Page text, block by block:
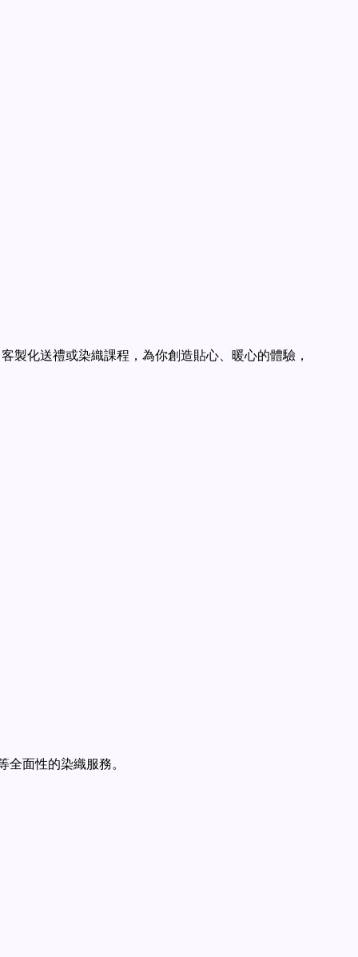
製化送禮或染織課程，為你創造貼心、暖心的體驗，
面性的染織服務。